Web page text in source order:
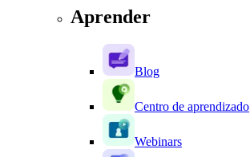
Aprender
Blog
Centro de aprendizado
Webinars